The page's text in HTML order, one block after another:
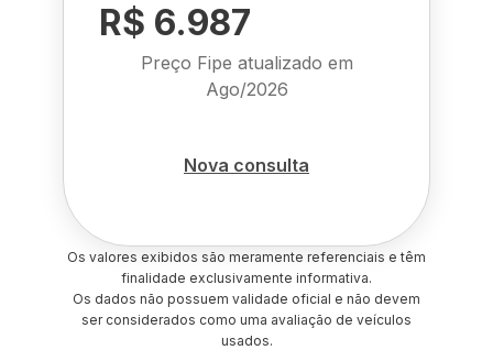
R$ 6.987
Preço Fipe atualizado em
Ago/2026
Nova consulta
Os valores exibidos são meramente referenciais e têm
finalidade exclusivamente informativa.
Os dados não possuem validade oficial e não devem
ser considerados como uma avaliação de veículos
usados.